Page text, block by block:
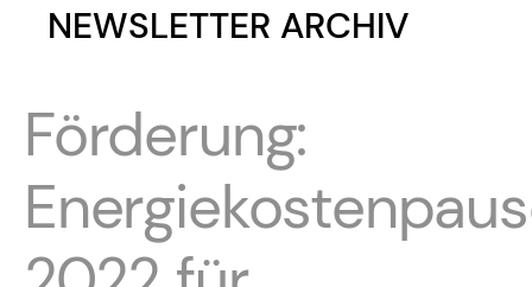
NEWSLETTER ARCHIV
Förderung: